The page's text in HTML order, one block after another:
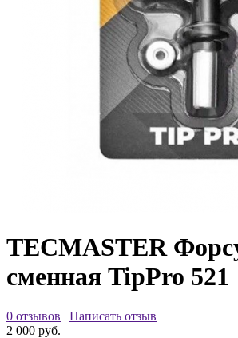
TECMASTER
сменная TipPro 521
0 отзывов | Написать отзыв
2 000 руб.